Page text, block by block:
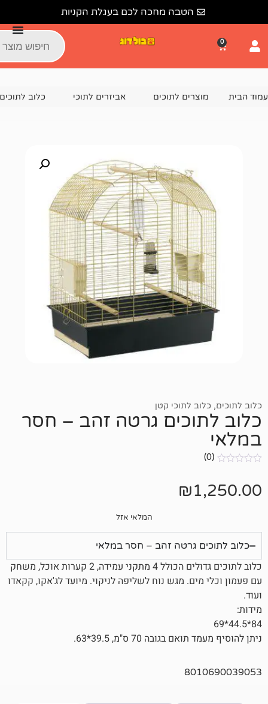
הטבה מחכה לכם בעגלת הקניות
לתוכים אביזרים לתוכי כלוב לתוכים כלוב
לתוכי קטן
גרטה זהב – חסר
₪
גרטה זהב – חסר במלאי
כלוב לתוכים גדולים הכולל 4 מתקני עמידה, 2 קערות אוכל, משחק
מגש נוח לשליפה לניקוי. מיועד לג'אקו, קקאדו
70 ס"מ, 39.5*63.